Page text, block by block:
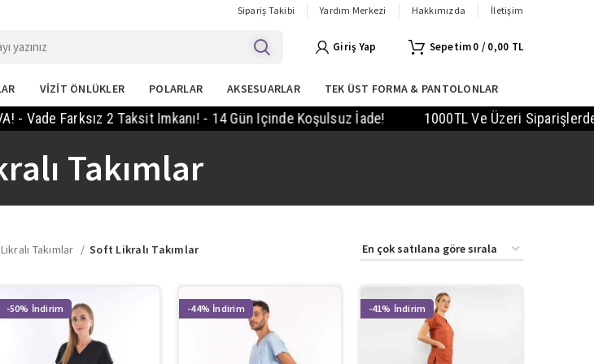
Sipariş Takibi Yardım Merkezi Hakkımızda İletişim
Giriş Yap 0 / 0,00 TL
VİZİT ÖNLÜKLER POLARLAR AKSESUARLAR TEK ÜST FORMA & PANTOLONLAR
Vade Farksız 2 Taksit Imkanı! - 14 Gün Içinde Koşulsuz İade! 1000TL Ve Üzeri Siparişlerde
Takımlar
Likralı Takımlar Soft Likralı Takımlar
-50% -44% -41%